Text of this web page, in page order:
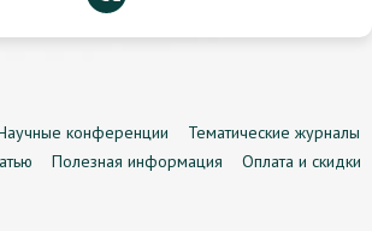
конференции
Тематические журналы
Полезная информация
Оплата и скидки